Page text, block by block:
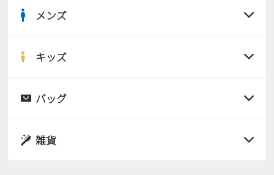
サンダル
スニーカー
メンズ
サンダル
キッズ
サンダル
バッグ
雑貨